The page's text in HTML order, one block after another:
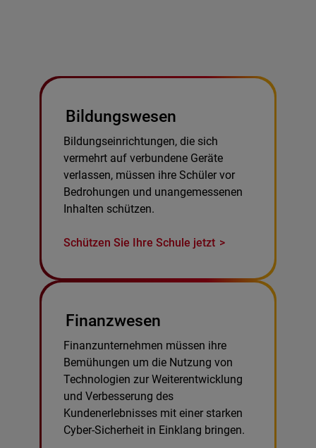
Bildungswesen
Bildungseinrichtungen, die sich
vermehrt auf verbundene Geräte
verlassen, müssen ihre Schüler vor
Bedrohungen und unangemessenen
Inhalten schützen.
Schützen Sie Ihre Schule jetzt
Finanzwesen
Finanzunternehmen müssen ihre
Bemühungen um die Nutzung von
Technologien zur Weiterentwicklung
und Verbesserung des
Kundenerlebnisses mit einer starken
Cyber-Sicherheit in Einklang bringen.